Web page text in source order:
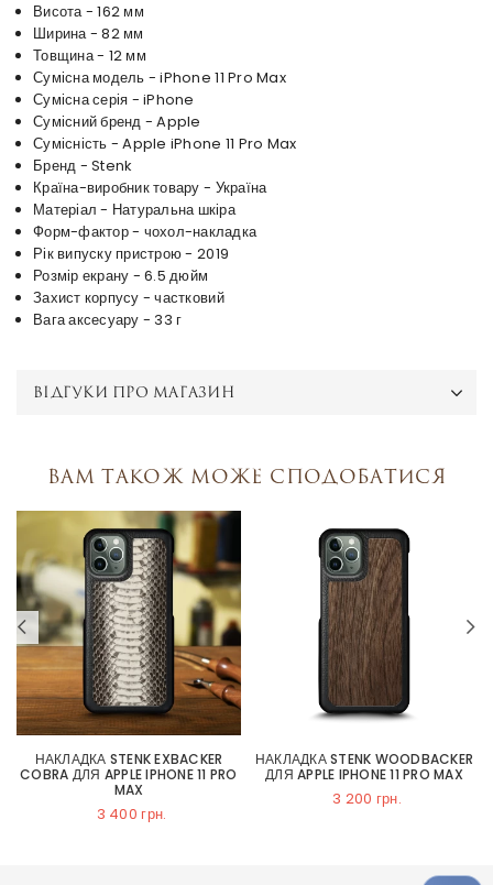
Висота - 162 мм
Ширина - 82 мм
Товщина - 12 мм
Сумісна модель - iPhone 11 Pro Max
Сумісна серія - iPhone
Сумісний бренд - Apple
Сумісність - Apple iPhone 11 Pro Max
Бренд - Stenk
Країна-виробник товару - Україна
Матеріал - Натуральна шкіра
Форм-фактор - чохол-накладка
Рік випуску пристрою - 2019
Розмір екрану - 6.5 дюйм
Захист корпусу - частковий
Вага аксесуару - 33 г
ВІДГУКИ ПРО МАГАЗИН
Вам також може сподобатися
НАКЛАДКА STENK EXBACKER
COBRA ДЛЯ APPLE IPHONE 11 PRO
MAX
3 400 грн.
НАКЛАДКА STENK WOODBACKER
ДЛЯ APPLE IPHONE 11 PRO MAX
3 200 грн.